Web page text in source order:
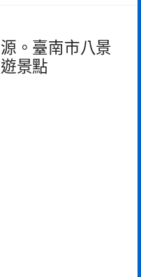
。臺南市八景
景點